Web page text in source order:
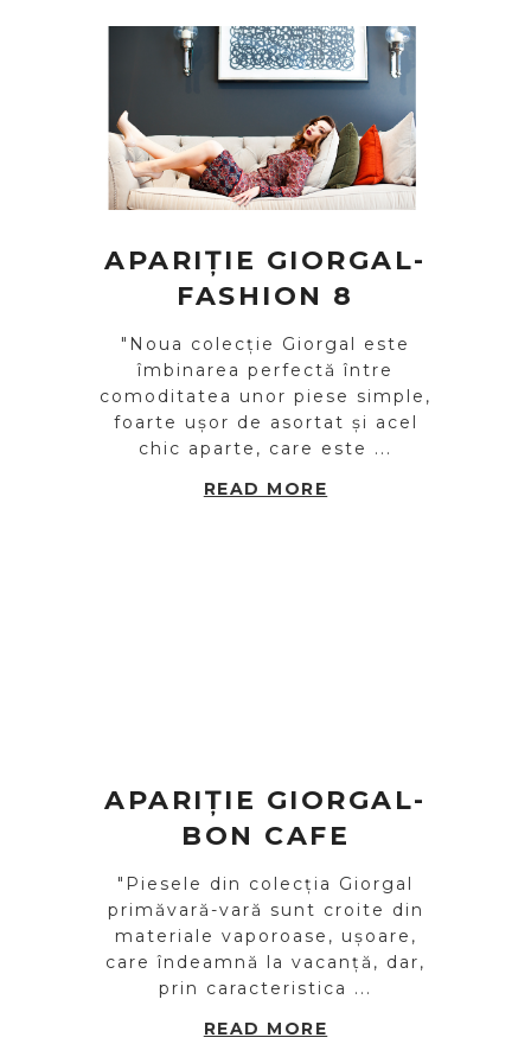
APARIȚIE GIORGAL-
FASHION 8
"Noua colecție Giorgal este
îmbinarea perfectă între
comoditatea unor piese simple,
foarte ușor de asortat și acel
chic aparte, care este ...
READ MORE
APARIȚIE GIORGAL-
BON CAFE
"Piesele din colecția Giorgal
primăvară-vară sunt croite din
materiale vaporoase, ușoare,
care îndeamnă la vacanță, dar,
prin caracteristica ...
READ MORE